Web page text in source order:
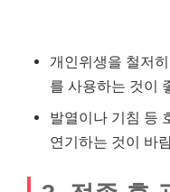
개인위생을 철저
를 사용하는 것이
발열이나 기침 등
연기하는 것이 바